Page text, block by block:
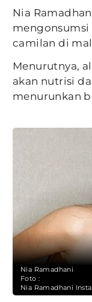
Nia
camilan di
Menurutnya,
akan nutrisi
menurunkan
Nia Ramadhani
Foto :
Nia Ramadhani